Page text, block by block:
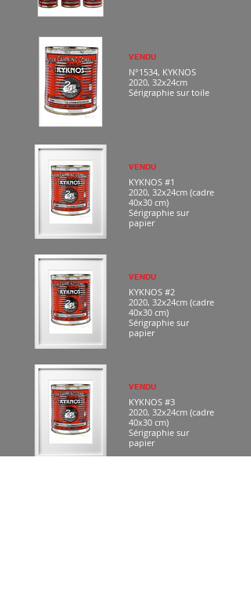
VENDU
N°1534, KYKNOS
2020, 32x24cm
Sérigraphie sur toile
VENDU
KYKNOS #1
2020, 32x24cm (cadre
40x30 cm)
Sérigraphie sur
papier
VENDU
KYKNOS #2
2020, 32x24cm (cadre
40x30 cm)
Sérigraphie sur
papier
VENDU
KYKNOS #3
2020, 32x24cm (cadre
40x30 cm)
Sérigraphie sur
papier